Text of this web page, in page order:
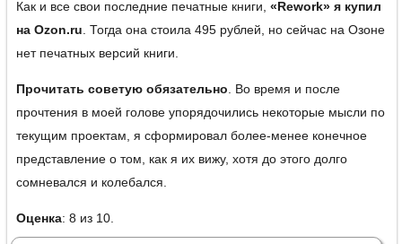
Как и все свои последние печатные книги, «Rework» я купил
на Ozon.ru . Тогда она стоила 495 рублей, но сейчас на Озоне
нет печатных версий книги.
Прочитать советую обязательно . Во время и после
прочтения в моей голове упорядочились некоторые мысли по
текущим проектам, я сформировал более-менее конечное
представление о том, как я их вижу, хотя до этого долго
сомневался и колебался.
Оценка: 8 из 10